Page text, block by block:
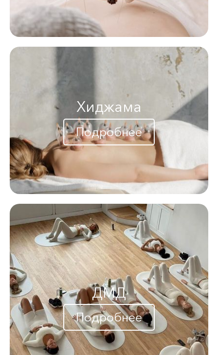
Хиджама
Подробнее
ДМД
Подробнее